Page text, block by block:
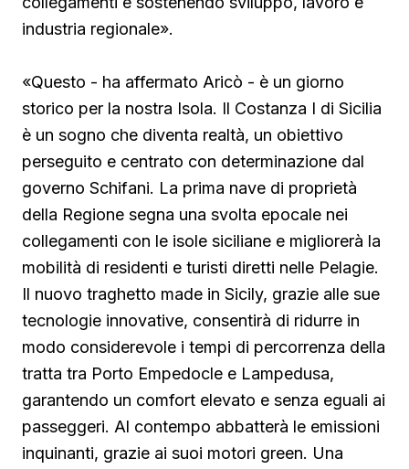
industria regionale».
«Questo - ha affermato Aricò - è un giorno
storico per la nostra Isola. Il Costanza I di Sicilia
è un sogno che diventa realtà, un obiettivo
perseguito e centrato con determinazione dal
governo Schifani. La prima nave di proprietà
della Regione segna una svolta epocale nei
collegamenti con le isole siciliane e migliorerà la
mobilità di residenti e turisti diretti nelle Pelagie.
Il nuovo traghetto made in Sicily, grazie alle sue
tecnologie innovative, consentirà di ridurre in
modo considerevole i tempi di percorrenza della
tratta tra Porto Empedocle e Lampedusa,
garantendo un comfort elevato e senza eguali ai
passeggeri. Al contempo abbatterà le emissioni
inquinanti, grazie ai suoi motori green. Una